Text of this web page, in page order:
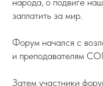
заплатить за мир.
Форум начался с
и преподавателям
Затем участники